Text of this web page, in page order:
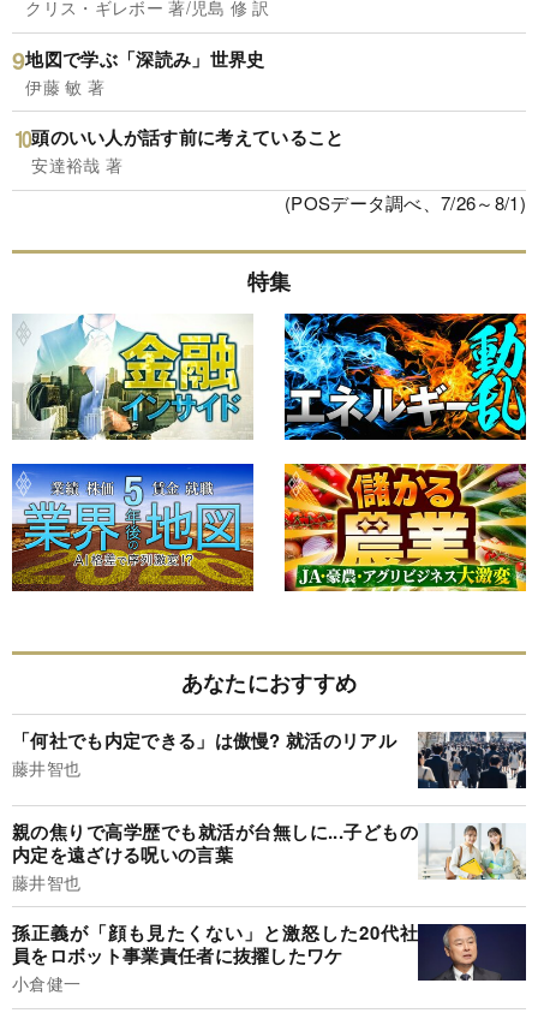
クリス・ギレボー 著/児島 修 訳
地図で学ぶ「深読み」世界史
伊藤 敏 著
頭のいい人が話す前に考えていること
安達裕哉 著
(POSデータ調べ、7/26～8/1)
特集
あなたにおすすめ
「何社でも内定できる」は傲慢? 就活のリアル
藤井智也
親の焦りで高学歴でも就活が台無しに...子どもの
内定を遠ざける呪いの言葉
藤井智也
孫正義が「顔も見たくない」と激怒した20代社
員をロボット事業責任者に抜擢したワケ
小倉健一